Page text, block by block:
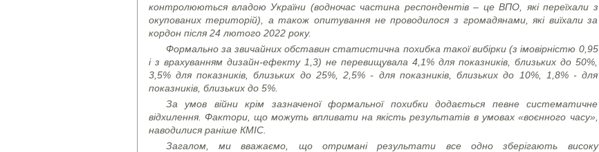
контролюються владою України (водночас частина респондентів – це ВПО, які переїхали з
окупованих територій), а також опитування не проводилося з громадянами, які виїхали за
кордон після 24 лютого 2022 року.
Формально за звичайних обставин статистична похибка такої вибірки (з імовірністю 0,95
і з врахуванням дизайн-ефекту 1,3) не перевищувала 4,1% для показників, близьких до 50%,
3,5% для показників, близьких до 25%, 2,5% - для показників, близьких до 10%, 1,8% - для
показників, близьких до 5%.
За умов війни крім зазначеної формальної похибки додається певне систематичне
відхилення. Фактори, що можуть впливати на якість результатів в умовах «воєнного часу»,
наводилися раніше КМІС.
Загалом, ми вважаємо, що отримані результати все одно зберігають високу